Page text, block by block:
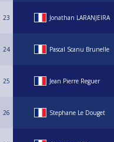
23 Jonathan LARANJEIRA
24 Pascal Scanu Brunelle
25 Jean Pierre Reguer
26 Stephane Le Douget